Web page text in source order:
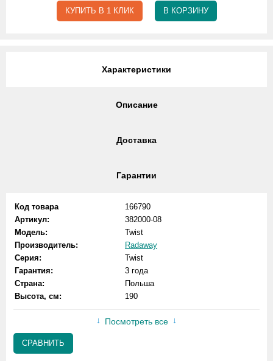
КУПИТЬ В 1 КЛИК В КОРЗИНУ
Характеристики
Описание
Доставка
Гарантии
Код товара
166790
Артикул:
382000-08
Модель:
Twist
Производитель:
Radaway
Серия:
Twist
Гарантия:
3 года
Страна:
Польша
Высота, см:
190
Посмотреть все
СРАВНИТЬ